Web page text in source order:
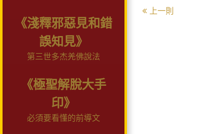
《淺釋邪惡見和錯
誤知見》
第三世多杰羌佛說法
《極聖解脫大手
印》
必須要看懂的前導文
上一則